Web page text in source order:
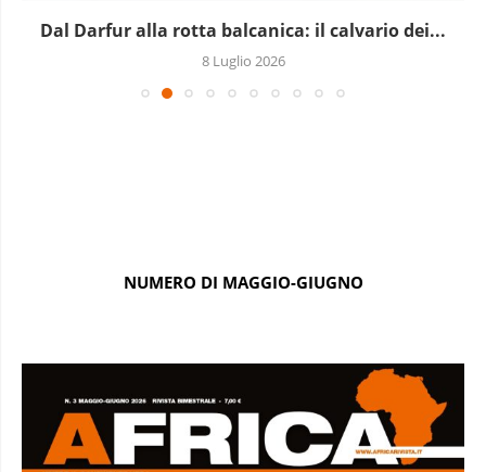
Dal Darfur alla rotta balcanica: il calvario dei...
8 Luglio 2026
NUMERO DI MAGGIO-GIUGNO